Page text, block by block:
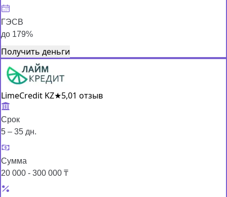
ГЭСВ
до 179%
Получить деньги
LimeCredit KZ★5,01 отзыв
Срок
5 – 35 дн.
Сумма
20 000 - 300 000 ₸